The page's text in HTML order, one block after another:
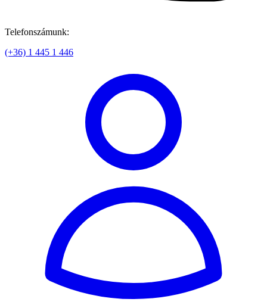
Telefonszámunk:
(+36) 1 445 1 446